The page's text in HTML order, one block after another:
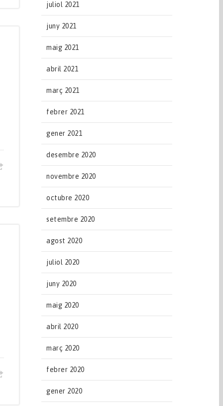
juliol 2021
juny 2021
maig 2021
abril 2021
març 2021
febrer 2021
gener 2021
desembre 2020
novembre 2020
octubre 2020
setembre 2020
agost 2020
juliol 2020
juny 2020
maig 2020
abril 2020
març 2020
febrer 2020
gener 2020